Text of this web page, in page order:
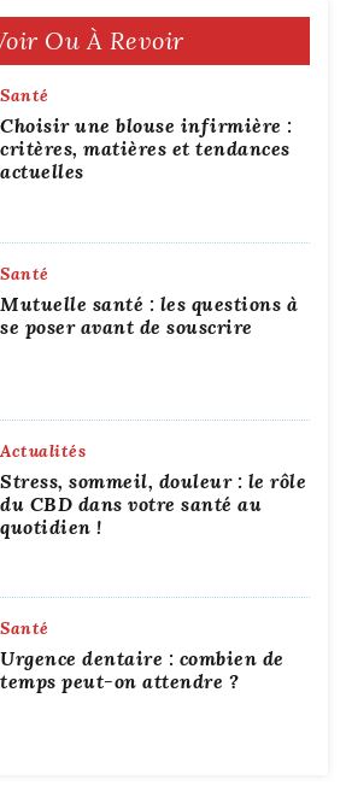
Ou À Revoir
Santé
Choisir une blouse infirmière :
critères, matières et tendances
actuelles
Santé
Mutuelle santé : les questions à
se poser avant de souscrire
Actualités
Stress, sommeil, douleur : le rôle
du CBD dans votre santé au
quotidien !
Santé
Urgence dentaire : combien de
temps peut-on attendre ?